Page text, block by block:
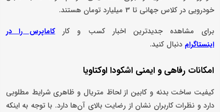
خودرویی در کلاس جهانی تا 3 میلیارد تومان هستند.
برای مشاهده جدیدترین اخبار کسب و کارکاماپرس را در
اینستاگرام دنبال کنید.
امکانات رفاهی و ایمنی اشکودا اوکتاویا
کیفیت ساخت بدنه و کابین از لحاظ متریال و ظاهری شرایط مطلوبی
دارد و نظرات کاربران نشان از رضایت بالای آن‌ها دارد. با توجه به اینکه